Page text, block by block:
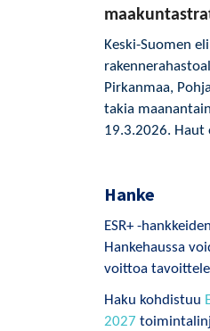
Keski-Suomen
Pirkanmaa,
takia
19.3.2026. Haut
Hanke
ESR+ -
Hankehaussa
voittoa
Haku kohdistuu
2027